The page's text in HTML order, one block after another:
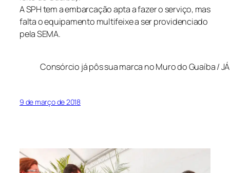
A SPH tem a embarcação apta a fazer o serviço, mas
falta o equipamento multifeixe a ser providenciado
pela SEMA.
Consórcio já pôs sua marca no Muro do Guaíba / JÁ
9 de março de 2018